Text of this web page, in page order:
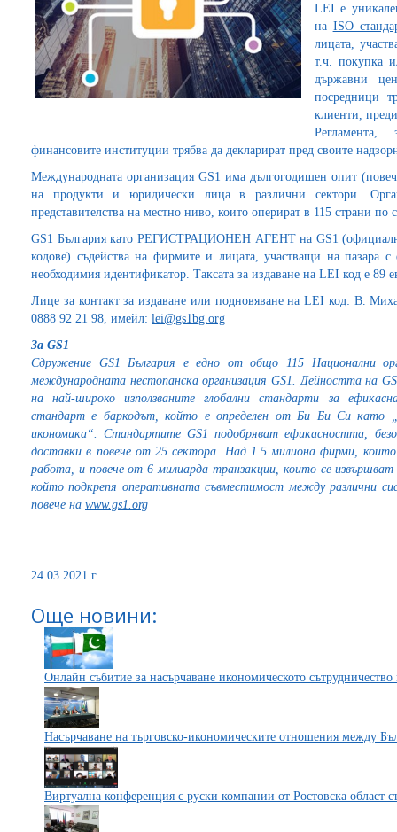
LEI е
на ISO
лицата,
т.ч. покупка
държавни
посредници
клиенти,
финансовите институции трябва да декларират пред своите
Международната организация GS1 има дългогодишен опит
на продукти и юридически лица в различни сектори.
представителства на местно ниво, които оперират в 115 страни по
GS1 България като РЕГИСТРАЦИОНЕН АГЕНТ на GS1
кодове) съдейства на фирмите и лицата, участващи на пазара
необходимия идентификатор. Таксата за издаване на LEI код е 89
Лице за контакт за издаване или подновяване на LEI код: В.
0888 92 21 98, имейл: lei@gs1bg.org
За GS1
Сдружение GS1 България е едно от общо 115 Национални
международната нестопанска организация GS1. Дейността на
на най-широко използваните глобални стандарти за
стандарт е баркодът, който е определен от Би Би Си като
икономика“. Стандартите GS1 подобряват ефикасността,
доставки в повече от 25 сектора. Над 1.5 милиона фирми,
работа, и повече от 6 милиарда транзакции, които се
който подкрепя оперативната съвместимост между различни
повече на www.gs1.org
24.03.2021 г.
Още новини:
Онлайн събитие за насърчаване икономическото
Насърчаване на търговско-икономическите отношения между
Виртуална конференция с руски компании от Ростовска област